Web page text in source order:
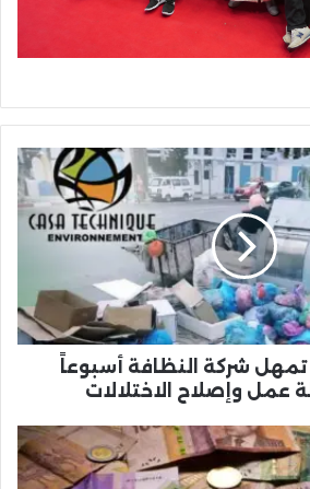
تمهل شركة النظافة أسبوعاً
عمل وإصلاح الاختلالات